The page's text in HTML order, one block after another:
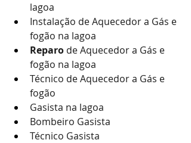
lagoa
Instalação de Aquecedor a Gás e
fogão na lagoa
Reparo de Aquecedor a Gás e
fogão na lagoa
Técnico de Aquecedor a Gás e
fogão
Gasista na lagoa
Bombeiro Gasista
Técnico Gasista